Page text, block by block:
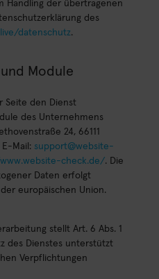
Handling der übertragenen
des
datenschutz.
Module
Seite den Dienst
des Unternehmens
24, 66111
Mail: support@website-
check.de/. Die
Daten erfolgt
europäischen Union.
stellt Art. 6 Abs. 1
des Dienstes unterstützt
Verpflichtungen